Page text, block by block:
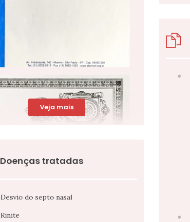
Veja mais
Doenças tratadas
Desvio do septo nasal
Rinite